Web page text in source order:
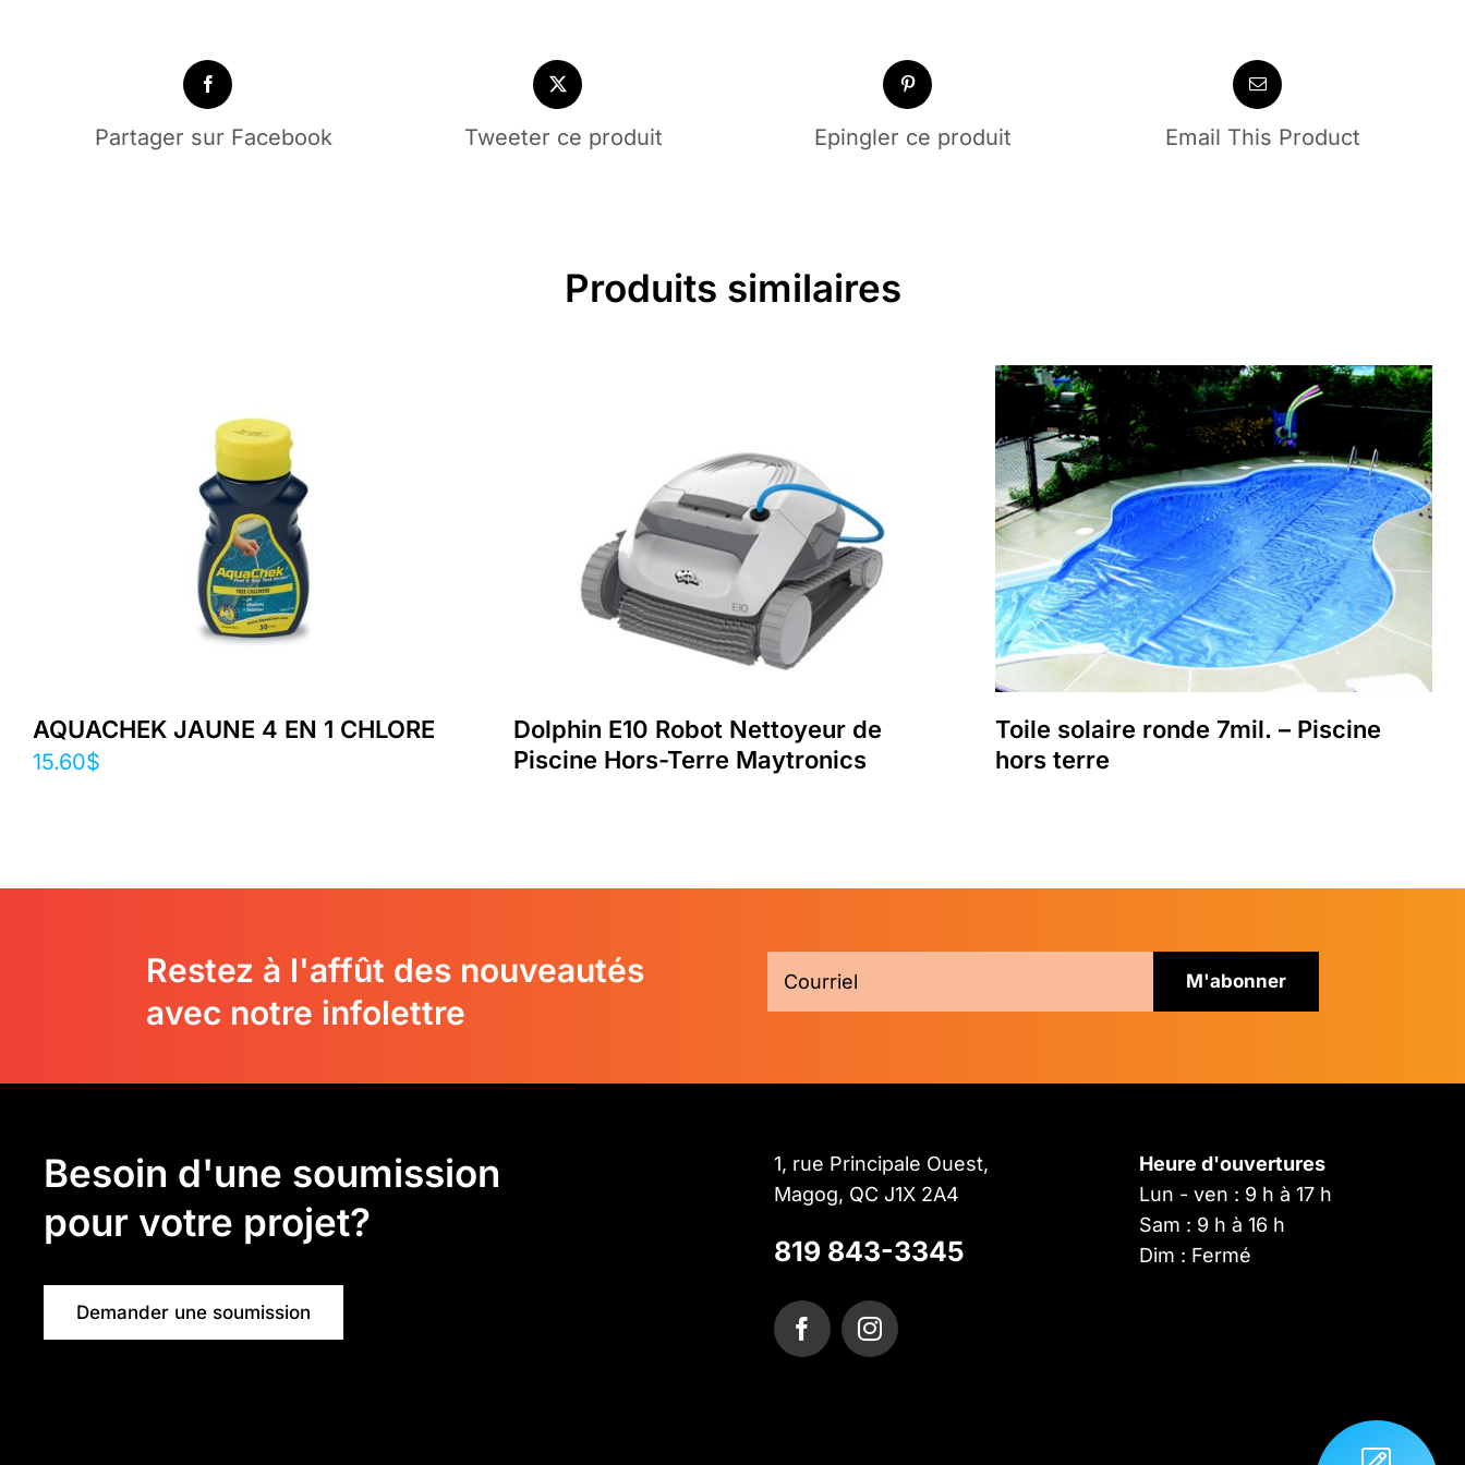
Partager sur Facebook Tweeter ce produit Epingler ce produit Email This Product
Produits similaires
AQUACHEK JAUNE 4 EN 1 CHLORE
15.60$
Dolphin E10 Robot Nettoyeur de
Piscine Hors-Terre Maytronics
Toile solaire ronde 7mil. – Piscine
hors terre
Restez à l'affût des nouveautés
avec notre infolettre
Besoin d'une soumission
pour votre projet?
Demander une soumission
1, rue Principale Ouest,
Magog, QC J1X 2A4
819 843-3345
Heure d'ouvertures
Lun - ven : 9 h à 17 h
Sam : 9 h à 16 h
Dim : Fermé